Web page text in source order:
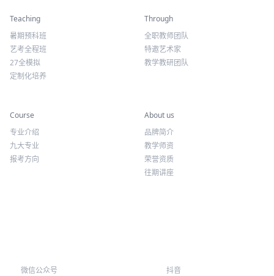
Teaching
暑期预科班
艺考全程班
27全模拟
定制化培养
Through
全职教师团队
特邀艺术家
教学教研团队
Course
专业介绍
九大专业
报考方向
About us
品牌简介
教学师资
荣誉资质
往期讲座
微信公众号 抖音